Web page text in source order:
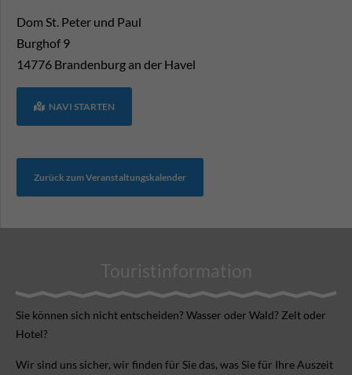
Dom St. Peter und Paul
Burghof 9
14776 Brandenburg an der Havel
NAVI STARTEN
Zurück zum Veranstaltungskalender
Touristinformation
Sie können sich nicht ent­scheiden? Wasser oder Wald? Zelt oder
Hotel?
Wir sind uns sicher, wir finden für Sie das, was Sie für Ihre Aus­zeit